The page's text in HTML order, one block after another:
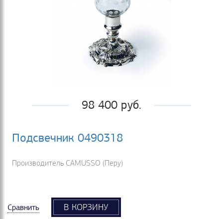
98 400 руб.
Подсвечник 0490318
Производитель CAMUSSO (Перу)
Сравнить В КОРЗИНУ